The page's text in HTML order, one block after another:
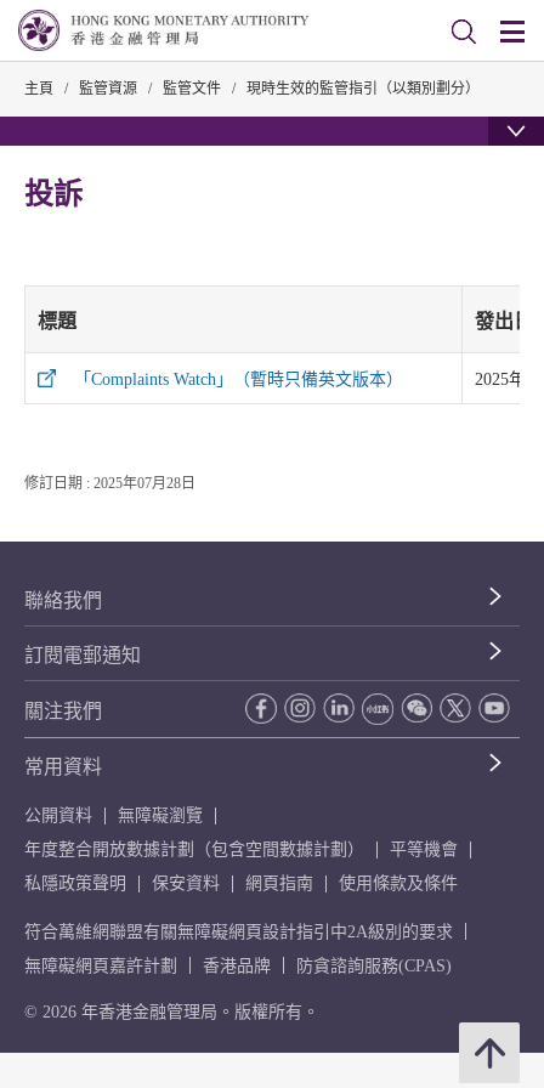
主頁 / 監管資源 / 監管文件 / 現時生效的監管指引（以類別劃分）
投訴
標題 發出日
「Complaints Watch」（暫時只備英文版本） 2025年
修訂日期 : 2025年07月28日
聯絡我們
訂閱電郵通知
關注我們
常用資料
公開資料
無障礙瀏覽
年度整合開放數據計劃（包含空間數據計劃）
平等機會
私隱政策聲明
保安資料 網頁指南 使用條款及條件
符合萬維網聯盟有關無障礙網頁設計指引中2A級別的要求
無障礙網頁嘉許計劃
香港品牌 防貪諮詢服務(CPAS)
© 2026 年香港金融管理局。版權所有。